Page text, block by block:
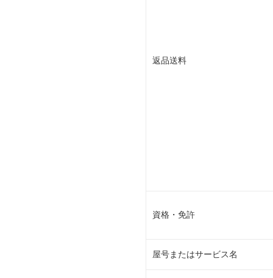
返品送料
資格・免許
屋号またはサービス名